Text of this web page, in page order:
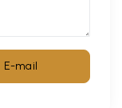
E-mail